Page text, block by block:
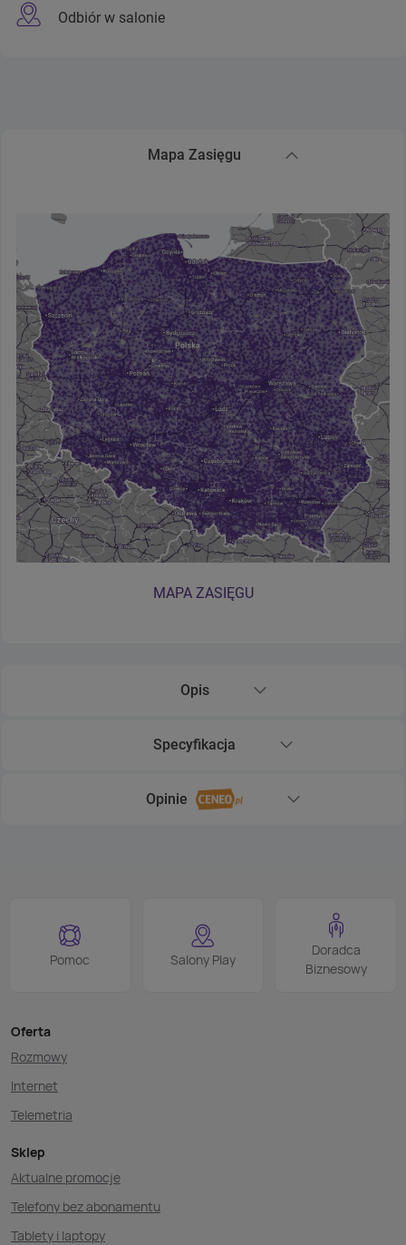
Odbiór w salonie
Mapa Zasięgu
Zwiń sekcję Mapa Zasięgu
MAPA ZASIĘGU
Opis
Rozwiń sekcję Opis
Specyfikacja
Rozwiń sekcję Specyfikacja
Opinie
Rozwiń sekcję Opinie
Pomoc Salony Play
Doradca
Biznesowy
Oferta
Rozmowy
Internet
Telemetria
Sklep
Aktualne promocje
Telefony bez abonamentu
Tablety i laptopy